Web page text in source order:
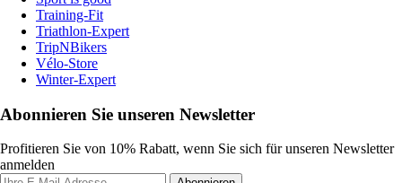
Training-Fit
Triathlon-Expert
TripNBikers
Vélo-Store
Winter-Expert
Abonnieren Sie unseren Newsletter
Profitieren Sie von 10% Rabatt, wenn Sie sich für unseren Newsletter
anmelden